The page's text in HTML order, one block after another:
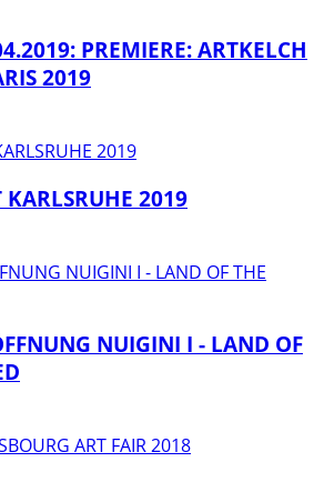
PREMIERE: ARTKELCH
2019
2019
NUIGINI I - LAND OF